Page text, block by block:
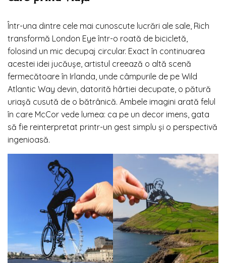
Într-una dintre cele mai cunoscute lucrări ale sale, Rich
transformă London Eye într-o roată de bicicletă,
folosind un mic decupaj circular. Exact în continuarea
acestei idei jucăușe, artistul creează o altă scenă
fermecătoare în Irlanda, unde câmpurile de pe Wild
Atlantic Way devin, datorită hârtiei decupate, o pătură
uriașă cusută de o bătrânică. Ambele imagini arată felul
în care McCor vede lumea: ca pe un decor imens, gata
să fie reinterpretat printr-un gest simplu și o perspectivă
ingenioasă.